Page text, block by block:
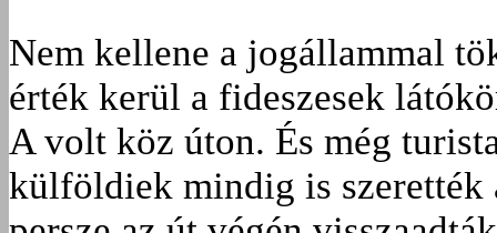
Nem kellene a jogállammal
érték kerül a fideszesek
A volt köz úton. És még
külföldiek mindig is